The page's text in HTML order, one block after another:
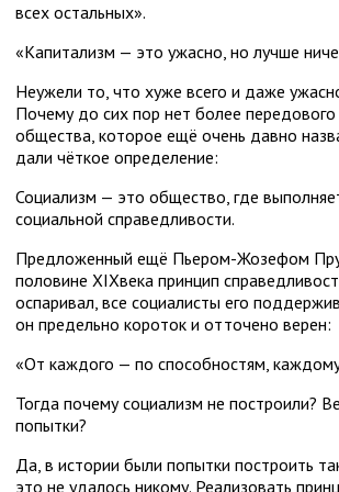
всех остальных».
«Капитализм — это ужасно, но лучше
Неужели то, что хуже всего и даже
Почему до сих пор нет более передового
общества, которое ещё очень давно
дали чёткое определение:
Социализм — это общество, где
социальной справедливости.
Предложенный ещё Пьером-Жозефом
половине XIXвека принцип
оспаривал, все социалисты его
он предельно короток и отточено верен:
«От каждого — по способностям,
Тогда почему социализм не построили?
попытки?
Да, в истории были попытки построить
это не удалось никому. Реализовать